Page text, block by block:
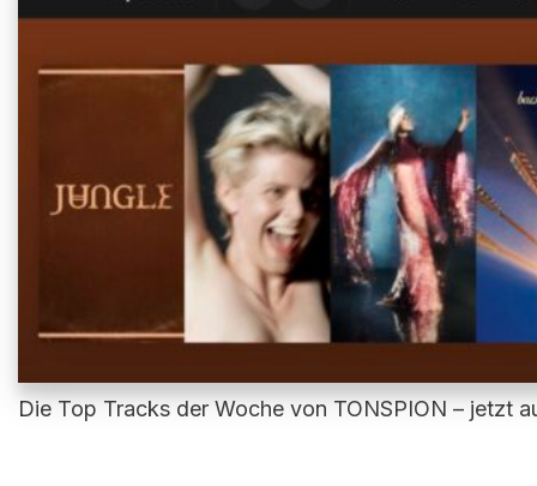
Die Top Tracks der Woche von TONSPION – jetzt